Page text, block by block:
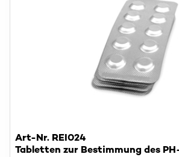
Art-Nr. REI024
Tabletten zur Bestimmung des